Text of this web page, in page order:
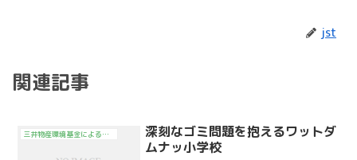
jst
関連記事
三井物産環境基金による活動
深刻なゴミ問題を抱えるワットダ
ムナッ小学校